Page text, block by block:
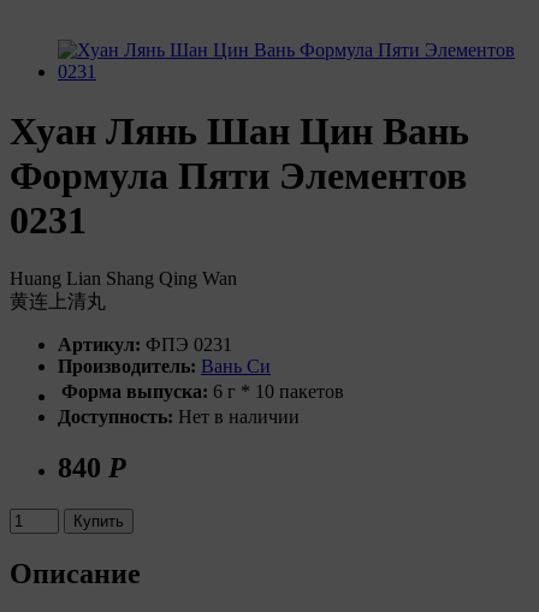
Хуан Лянь Шан Цин Вань
Формула Пяти Элементов
0231
Huang Lian Shang Qing Wan
黄连上清丸
Артикул: ФПЭ 0231
Производитель: Вань Си
Форма выпуска: 6 г * 10 пакетов
Доступность: Нет в наличии
840 Р
Купить
Описание